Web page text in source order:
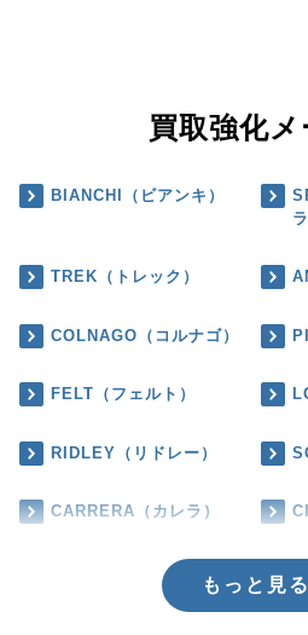
買取強化
BIANCHI（ビアンキ）
TREK（トレック）
COLNAGO（コルナゴ）
FELT（フェルト）
RIDLEY（リドレー）
CARRERA（カレラ）
もっと見る